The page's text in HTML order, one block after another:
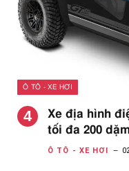
Ô TÔ - XE HƠI
Xe địa hình
tối đa 200
Ô TÔ - XE HƠI